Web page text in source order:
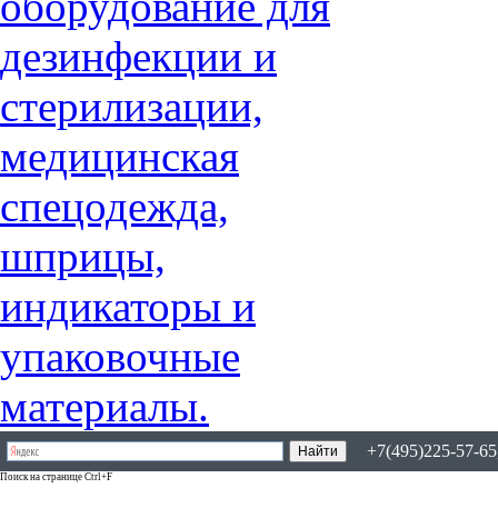
+7(495)225-57-
Поиск на странице Ctrl+F